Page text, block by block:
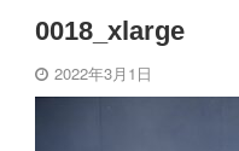
0018_xlarge
2022年3月1日